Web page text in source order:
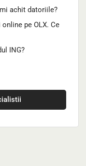
achit datoriile?
pe OLX. Ce
ING?